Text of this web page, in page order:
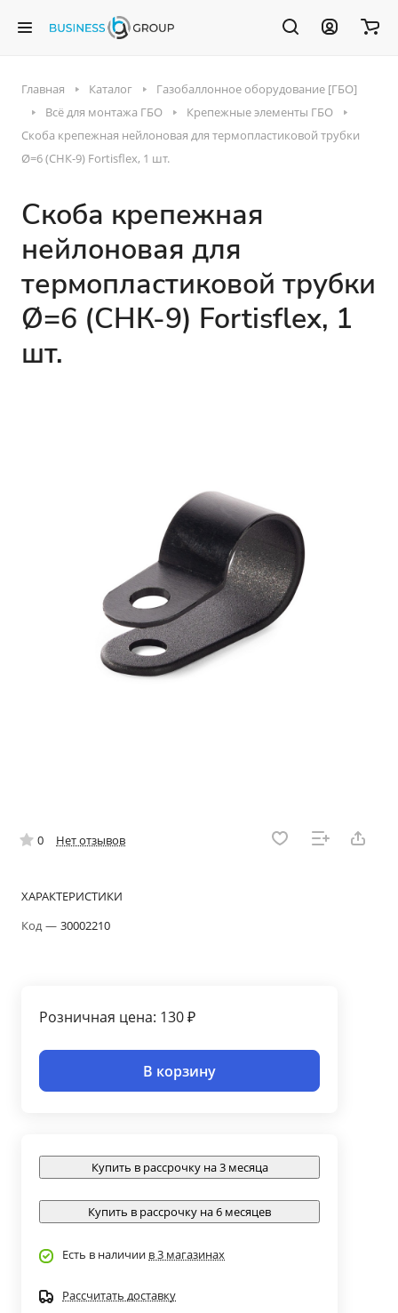
Главная Каталог
Газобаллонное оборудование [ГБО]
Всё для монтажа ГБО
Крепежные элементы ГБО
Скоба крепежная нейлоновая для термопластиковой трубки
Ø=6 (СНК-9) Fortisflex, 1 шт.
Скоба крепежная
нейлоновая для
термопластиковой трубки
Ø=6 (СНК-9) Fortisflex, 1
шт.
0 Нет отзывов
ХАРАКТЕРИСТИКИ
Код— 30002210
Розничная цена: 130 ₽
В корзину
Купить в рассрочку на 3 месяца
Купить в рассрочку на 6 месяцев
Есть в наличии в 3 магазинах
Рассчитать доставку